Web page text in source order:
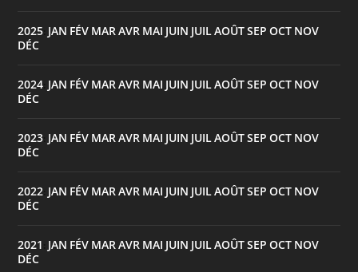
2025 JAN FÉV MAR AVR MAI JUIN JUIL AOÛTSEP OCT NOV
DÉC
2024 JAN FÉV MAR AVR MAI JUIN JUIL AOÛTSEP OCT NOV
DÉC
2023 JAN FÉV MAR AVR MAI JUIN JUIL AOÛTSEP OCT NOV
DÉC
2022 JAN FÉV MAR AVR MAI JUIN JUIL AOÛTSEP OCT NOV
DÉC
2021 JAN FÉV MAR AVR MAI JUIN JUIL AOÛTSEP OCT NOV
DÉC